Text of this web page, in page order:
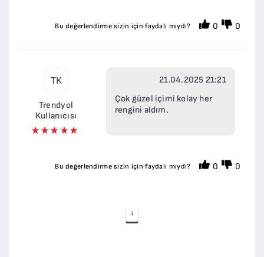
Bu değerlendirme sizin için faydalı mıydı? 0 0
TK
Trendyol
Kullanıcısı
21.04.2025 21:21
Çok güzel içimi kolay her
rengini aldım.
Bu değerlendirme sizin için faydalı mıydı? 0 0
1